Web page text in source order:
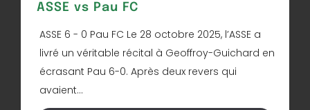
ASSE vs Pau FC
ASSE 6 - 0 Pau FC Le 28 octobre 2025, l’ASSE a
livré un véritable récital à Geoffroy-Guichard en
écrasant Pau 6-0. Après deux revers qui
avaient...